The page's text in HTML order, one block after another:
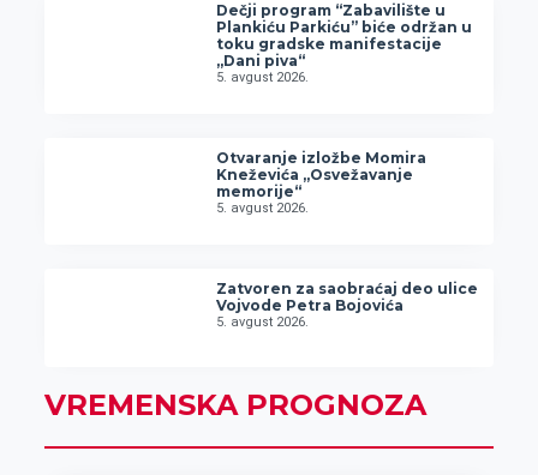
Dečji program “Zabavilište u
Plankiću Parkiću” biće održan u
toku gradske manifestacije
„Dani piva“
5. avgust 2026.
Otvaranje izložbe Momira
Kneževića „Osvežavanje
memorije“
5. avgust 2026.
Zatvoren za saobraćaj deo ulice
Vojvode Petra Bojovića
5. avgust 2026.
VREMENSKA PROGNOZA